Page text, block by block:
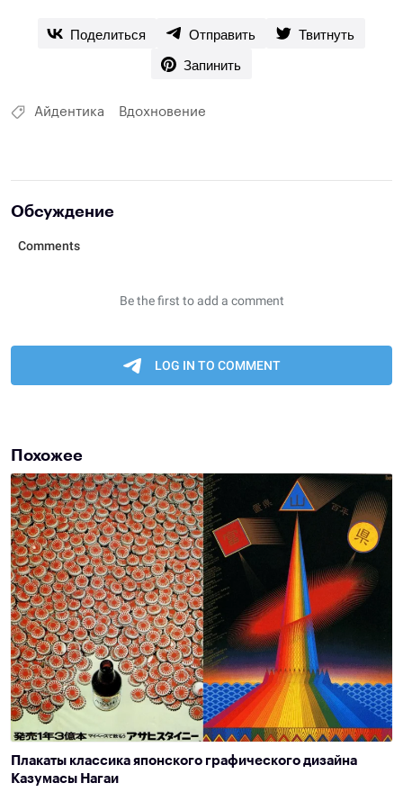
Поделиться Отправить
Твитнуть
Запинить
Айдентика Вдохновение
Обсуждение
Похожее
Плакаты классика японского графического дизайна
Казумасы Нагаи